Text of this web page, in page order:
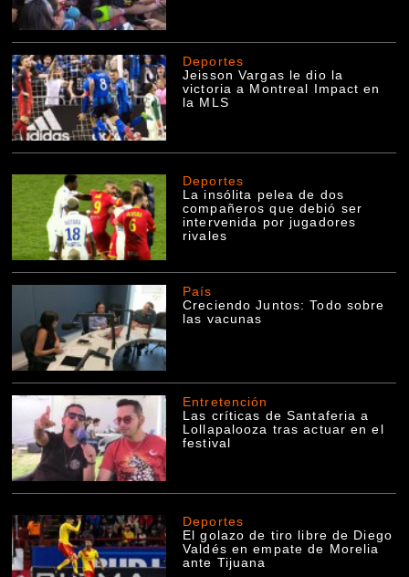
Deportes
Jeisson Vargas le dio la
victoria a Montreal Impact en
la MLS
Deportes
La insólita pelea de dos
compañeros que debió ser
intervenida por jugadores
rivales
País
Creciendo Juntos: Todo sobre
las vacunas
Entretención
Las críticas de Santaferia a
Lollapalooza tras actuar en el
festival
Deportes
El golazo de tiro libre de Diego
Valdés en empate de Morelia
ante Tijuana